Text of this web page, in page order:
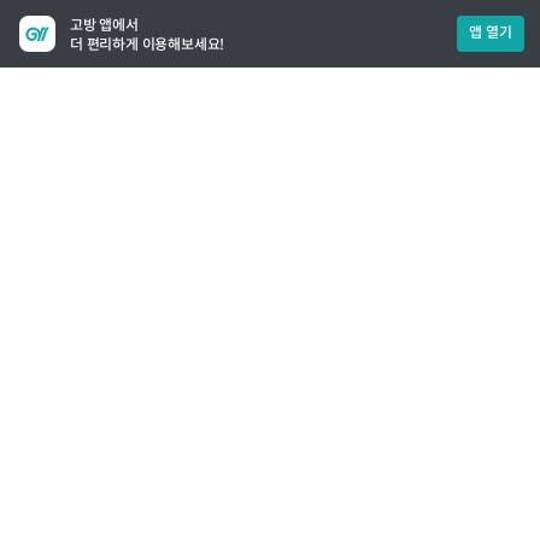
고방 앱에서
더 편리하게 이용해보세요!
앱 열기